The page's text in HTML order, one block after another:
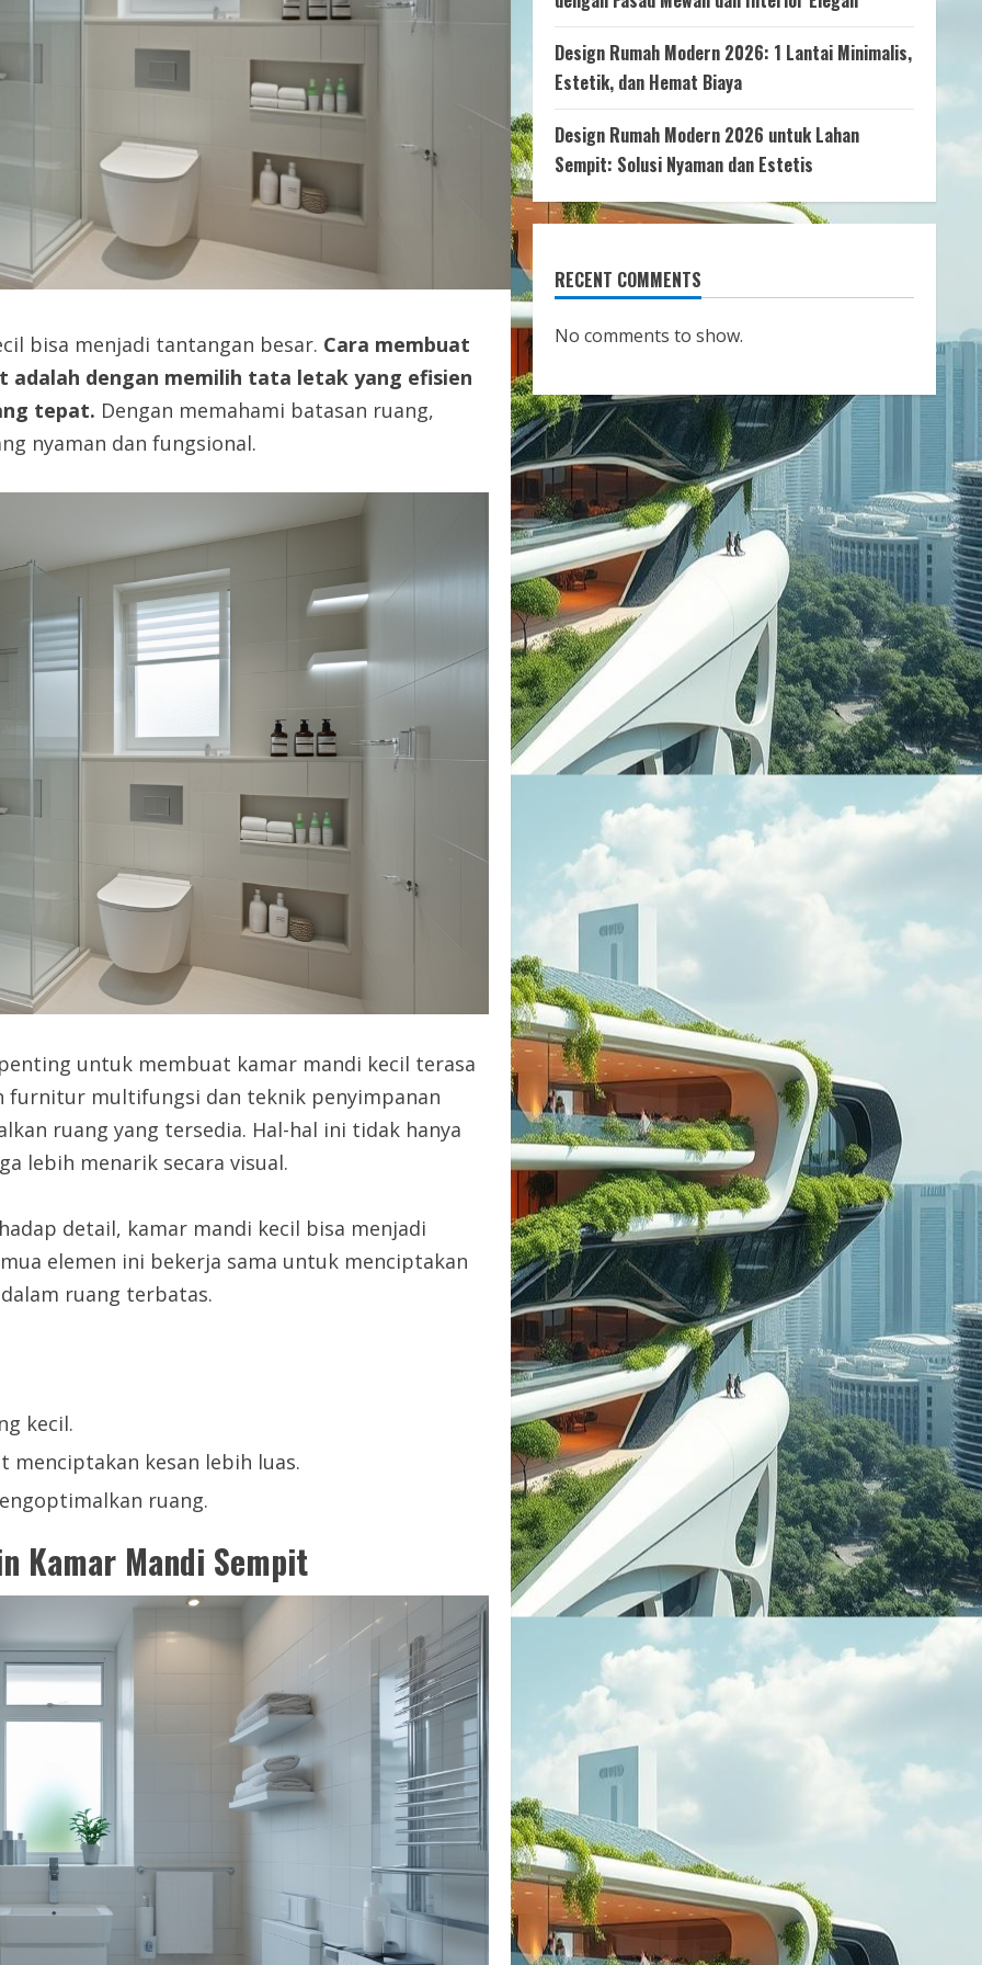
bisa menjadi tantangan besar. Cara membuat
adalah dengan memilih tata letak yang efisien
tepat. Dengan memahami batasan ruang,
nyaman dan fungsional.
untuk membuat kamar mandi kecil terasa
furnitur multifungsi dan teknik penyimpanan
ruang yang tersedia. Hal-hal ini tidak hanya
lebih menarik secara visual.
detail, kamar mandi kecil bisa menjadi
elemen ini bekerja sama untuk menciptakan
ruang terbatas.
kecil.
menciptakan kesan lebih luas.
ruang.
Kamar Mandi Sempit
Design Rumah Modern 2026: 1 Lantai Minimalis,
Estetik, dan Hemat Biaya
Design Rumah Modern 2026 untuk Lahan
Sempit: Solusi Nyaman dan Estetis
RECENT COMMENTS
No comments to show.